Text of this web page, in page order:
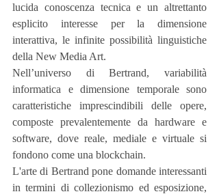
lucida conoscenza tecnica e un altrettanto
esplicito interesse per la dimensione
interattiva, le infinite possibilità linguistiche
della New Media Art.
Nell’universo di Bertrand, variabilità
informatica e dimensione temporale sono
caratteristiche imprescindibili delle opere,
composte prevalentemente da hardware e
software, dove reale, mediale e virtuale si
fondono come una blockchain.
L'arte di Bertrand pone domande interessanti
in termini di collezionismo ed esposizione,